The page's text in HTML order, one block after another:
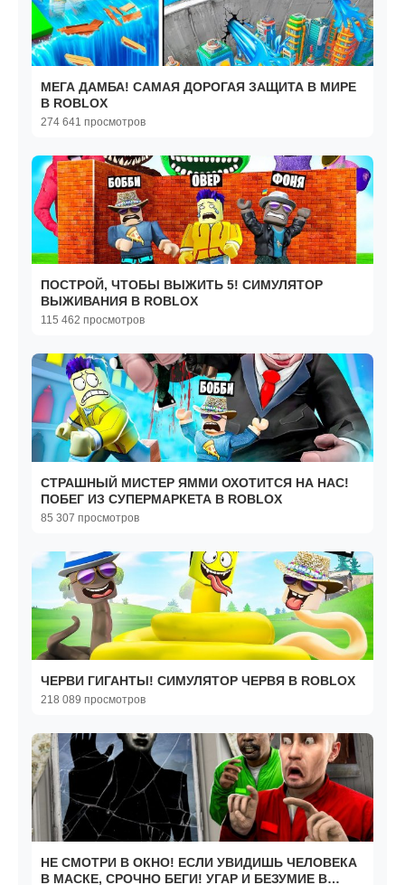
МЕГА ДАМБА! САМАЯ ДОРОГАЯ ЗАЩИТА В МИРЕ
В ROBLOX
274 641 просмотров
ПОСТРОЙ, ЧТОБЫ ВЫЖИТЬ 5! СИМУЛЯТОР
ВЫЖИВАНИЯ В ROBLOX
115 462 просмотров
СТРАШНЫЙ МИСТЕР ЯММИ ОХОТИТСЯ НА НАС!
ПОБЕГ ИЗ СУПЕРМАРКЕТА В ROBLOX
85 307 просмотров
ЧЕРВИ ГИГАНТЫ! СИМУЛЯТОР ЧЕРВЯ В ROBLOX
218 089 просмотров
НЕ СМОТРИ В ОКНО! ЕСЛИ УВИДИШЬ ЧЕЛОВЕКА
В МАСКЕ, СРОЧНО БЕГИ! УГАР И БЕЗУМИЕ В